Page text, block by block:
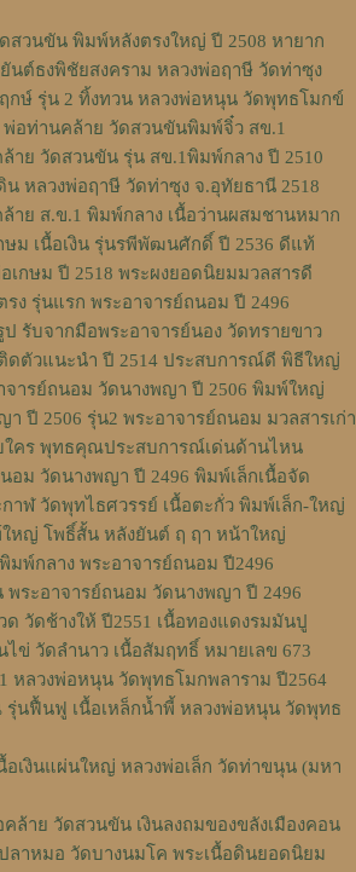
สวนขัน พิมพ์หลังตรงใหญ่ ปี 2508 หายาก
นต์ธงพิชัยสงคราม หลวงพ่อฤาษี วัดท่าซุง
กษ์ รุ่น 2 ทิ้งทวน หลวงพ่อหนุน วัดพุทธโมกข์
อท่านคล้าย วัดสวนขันพิมพ์จิ๋ว สข.1
าย วัดสวนขัน รุ่น สข.1พิมพ์กลาง ปี 2510
น หลวงพ่อฤาษี วัดท่าซุง จ.อุทัยธานี 2518
าย ส.ข.1 พิมพ์กลาง เนื้อว่านผสมชานหมาก
ษม เนื้อเงิน รุ่นรพีพัฒนศักดิ์ ปี 2536 ดีแท้
เกษม ปี 2518 พระผงยอดนิยมมวลสารดี
ง รุ่นแรก พระอาจารย์ถนอม ปี 2496
รับจากมือพระอาจารย์นอง วัดทรายขาว
ดตัวแนะนำ ปี 2514 ประสบการณ์ดี พิธีใหญ่
จารย์ถนอม วัดนางพญา ปี 2506 พิมพ์ใหญ่
ปี 2506 รุ่น2 พระอาจารย์ถนอม มวลสารเก่า
ใคร พุทธคุณประสบการณ์เด่นด้านไหน
อม วัดนางพญา ปี 2496 พิมพ์เล็กเนื้อจัด
าฬ วัดพุทไธศวรรย์ เนื้อตะกั่ว พิมพ์เล็ก-ใหญ่
หญ่ โพธิ์สั้น หลังยันต์ ฤ ฤา หน้าใหญ่
พ์กลาง พระอาจารย์ถนอม ปี2496
ระอาจารย์ถนอม วัดนางพญา ปี 2496
ด วัดช้างให้ ปี2551 เนื้อทองแดงรมมันปู
ข่ วัดลำนาว เนื้อสัมฤทธิ์ หมายเลข 673
หลวงพ่อหนุน วัดพุทธโมกพลาราม ปี2564
รุ่นฟื้นฟู เนื้อเหล็กน้ำพี้ หลวงพ่อหนุน​ วัด​พุทธ​
อเงินแผ่นใหญ่ หลวงพ่อเล็ก วัดท่าขนุน (มหา
ล้าย วัดสวนขัน เงินลงถมของขลังเมืองคอน
ลาหมอ วัดบางนมโค พระเนื้อดินยอดนิยม